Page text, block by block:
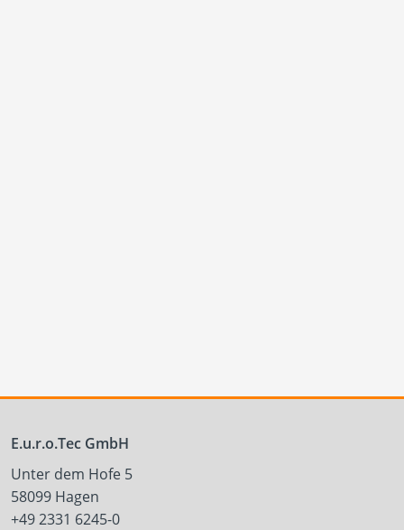
E.u.r.o.Tec GmbH
Unter dem Hofe 5
58099 Hagen
+49 2331 6245-0